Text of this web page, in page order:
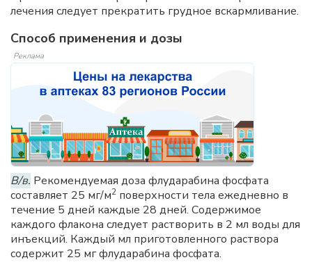
лечения следует прекратить грудное вскармливание.
Способ применения и дозы
Реклама
В/в. Рекомендуемая доза флударабина фосфата
составляет 25 мг/м2 поверхности тела ежедневно в
течение 5 дней каждые 28 дней. Содержимое
каждого флакона следует растворить в 2 мл воды для
инъекций. Каждый мл приготовленного раствора
содержит 25 мг флударабина фосфата.